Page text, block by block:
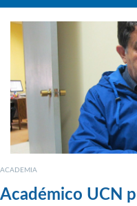
ACADEMIA
Académico UCN